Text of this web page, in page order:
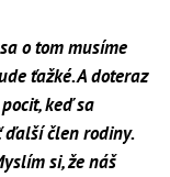
o tom musíme
ťažké. A doteraz
keď sa
člen rodiny.
si, že náš